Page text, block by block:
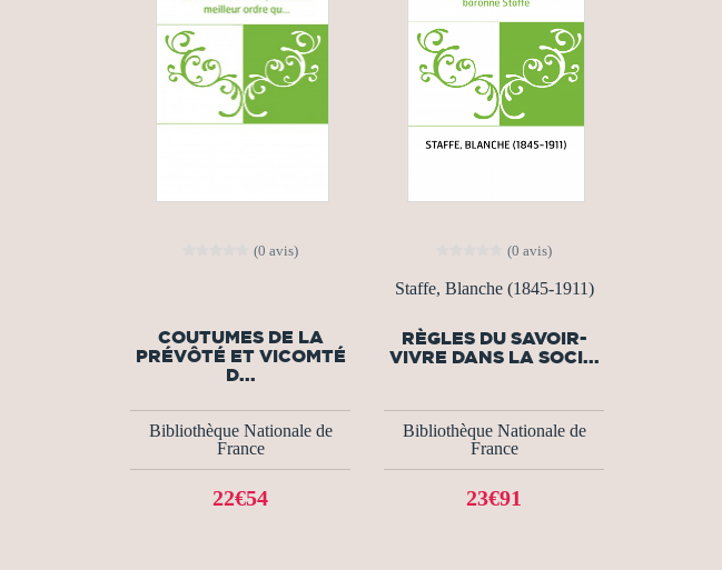
(0 avis)
COUTUMES DE LA
PRÉVÔTÉ ET VICOMTÉ
D...
Bibliothèque Nationale de
France
22€54
(0 avis)
Staffe, Blanche (1845-1911)
RÈGLES DU SAVOIR-
VIVRE DANS LA SOCI...
Bibliothèque Nationale de
France
23€91